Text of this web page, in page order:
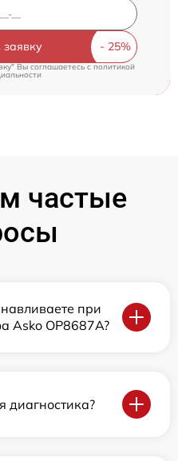
заявку
Вы соглашаетесь c политикой
частые
при
Asko OP8687A?
диагностика?